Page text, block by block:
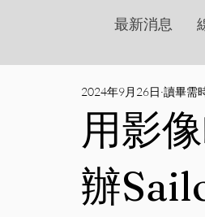
最新消息
用影
辦
2024年9月26日 讀畢需